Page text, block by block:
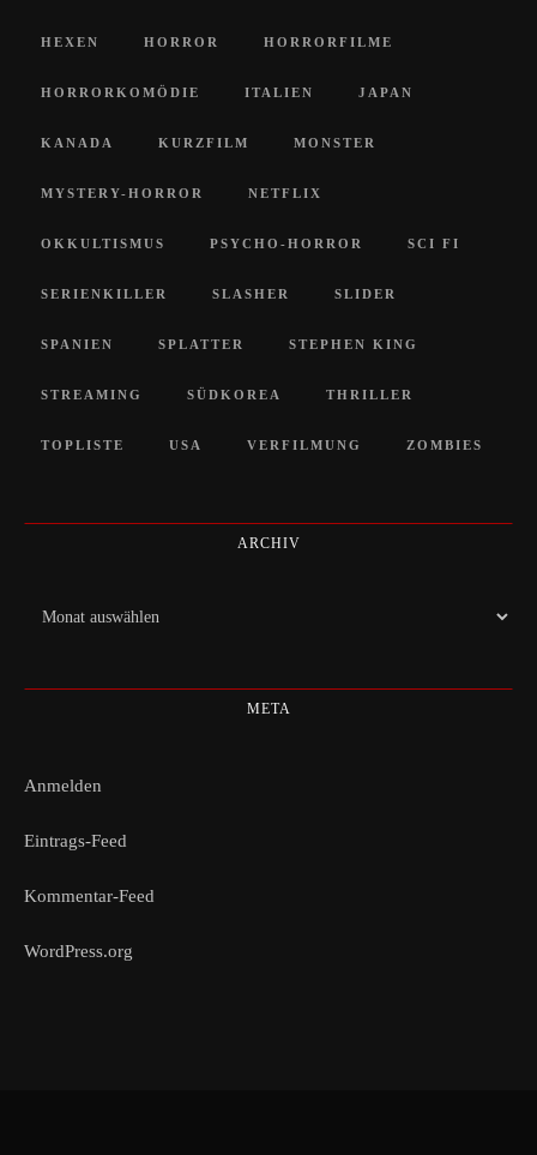
HEXEN HORROR HORRORFILME
HORRORKOMÖDIE ITALIEN JAPAN
KANADA KURZFILM MONSTER
MYSTERY-HORROR NETFLIX
OKKULTISMUS PSYCHO-HORROR SCI FI
SERIENKILLER SLASHER SLIDER
SPANIEN SPLATTER STEPHEN KING
STREAMING SÜDKOREA THRILLER
TOPLISTE USA VERFILMUNG ZOMBIES
ARCHIV
Archiv
META
Anmelden
Eintrags-Feed
Kommentar-Feed
WordPress.org